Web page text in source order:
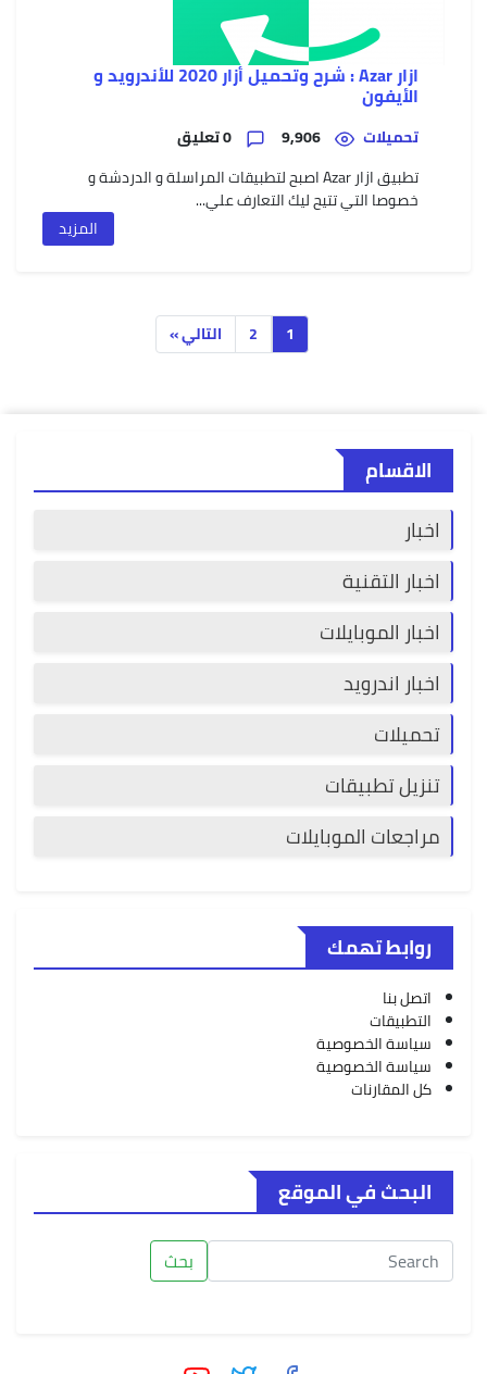
ازار Azar : شرح وتحميل أزار 2020 للأندرويد و
الأيفون
تحميلات
تطبيق ازار Azar اصبح لتطبيقات المراسلة و الدردشة و
خصوصا التي تتيح ليك التعارف علي...
المزيد
1
2 التالي »
الاقسام
اخبار
اخبار التقنية
اخبار الموبايلات
اخبار اندرويد
تحميلات
تنزيل تطبيقات
مراجعات الموبايلات
روابط تهمك
اتصل بنا
التطبيقات
سياسة الخصوصية
سياسة الخصوصية
كل المقارنات
البحث في الموقع
بحث